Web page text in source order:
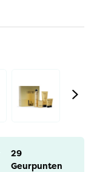
29
Geurpunten